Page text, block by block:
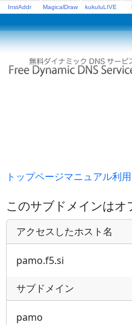
InstAddr MagicalDraw kukuluLIVE
トップページマニュアル利
このサブドメインはオ
アクセスしたホスト名
pamo.f5.si
サブドメイン
pamo